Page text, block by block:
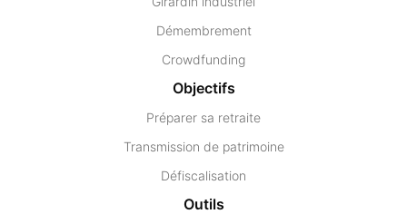
Démembrement
Crowdfunding
Objectifs
Préparer sa retraite
Transmission de patrimoine
Défiscalisation
Outils